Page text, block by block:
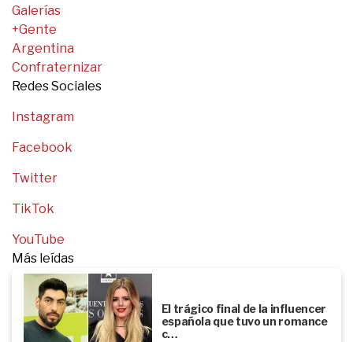
Galerías
+Gente
Argentina
Confraternizar
Redes Sociales
Instagram
Facebook
Twitter
TikTok
YouTube
Más leídas
El trágico final de la influencer
española que tuvo un romance
c…